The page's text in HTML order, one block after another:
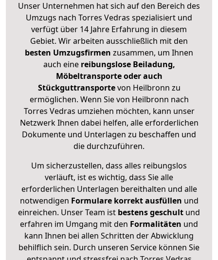
Unser Unternehmen hat sich auf den Bereich des
Umzugs nach Torres Vedras spezialisiert und
verfügt über 14 Jahre Erfahrung in diesem
Gebiet. Wir arbeiten ausschließlich mit den
besten Umzugsfirmen zusammen, um Ihnen
auch eine reibungslose Beiladung,
Möbeltransporte oder auch
Stückguttransportevon Heilbronn zu
ermöglichen. Wenn Sie von Heilbronn nach
Torres Vedras umziehen möchten, kann unser
Netzwerk Ihnen dabei helfen, alle erforderlichen
Dokumente und Unterlagen zu beschaffen und
die durchzuführen.
Um sicherzustellen, dass alles reibungslos
verläuft, ist es wichtig, dass Sie alle
erforderlichen Unterlagen bereithalten und alle
notwendigen Formulare korrekt ausfüllen und
einreichen. Unser Team ist bestens geschult und
erfahren im Umgang mit den Formalitäten und
kann Ihnen bei allen Schritten der Abwicklung
behilflich sein. Durch unseren Service können Sie